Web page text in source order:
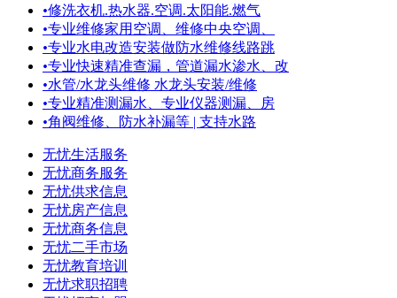
•修洗衣机.热水器.空调.太阳能.燃气
•专业维修家用空调、维修中央空调、
•专业水电改造安装做防水维修线路跳
•专业快速精准查漏，管道漏水渗水、改
•水管/水龙头维修 水龙头安装/维修
•专业精准测漏水、专业仪器测漏、房
•角阀维修、防水补漏等 | 支持水路
无忧生活服务
无忧商务服务
无忧供求信息
无忧房产信息
无忧商务信息
无忧二手市场
无忧教育培训
无忧求职招聘